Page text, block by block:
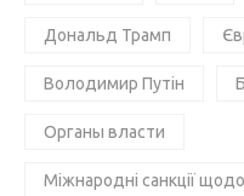
Дональд Трамп
Володимир Путін
Органы власти
Міжнародні санкції